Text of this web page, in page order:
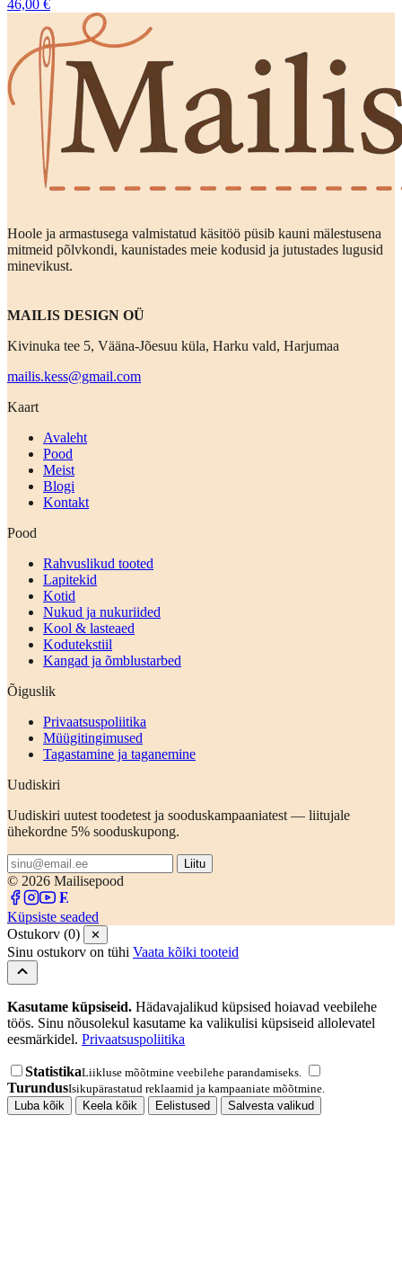
46,00 €
Hoole ja armastusega valmistatud käsitöö püsib kauni mälestusena
mitmeid põlvkondi, kaunistades meie kodusid ja jutustades lugusid
minevikust.
MAILIS DESIGN OÜ
Kivinuka tee 5, Vääna-Jõesuu küla, Harku vald, Harjumaa
mailis.kess@gmail.com
Kaart
Avaleht
Pood
Meist
Blogi
Kontakt
Pood
Rahvuslikud tooted
Lapitekid
Kotid
Nukud ja nukuriided
Kool & lasteaed
Kodutekstiil
Kangad ja õmblustarbed
Õiguslik
Privaatsuspoliitika
Müügitingimused
Tagastamine ja taganemine
Uudiskiri
Uudiskiri uutest toodetest ja sooduskampaaniatest — liitujale
ühekordne 5% sooduskupong.
Liitu
© 2026 Mailisepood
Küpsiste seaded
Ostukorv (0)
✕
Sinu ostukorv on tühi Vaata kõiki tooteid
Kasutame küpsiseid. Hädavajalikud küpsised hoiavad veebilehe
töös. Sinu nõusolekul kasutame ka valikulisi küpsiseid allolevatel
eesmärkidel. Privaatsuspoliitika
StatistikaLiikluse mõõtmine veebilehe parandamiseks.
TurundusIsikupärastatud reklaamid ja kampaaniate mõõtmine.
Luba kõik
Keela kõik Eelistused Salvesta valikud